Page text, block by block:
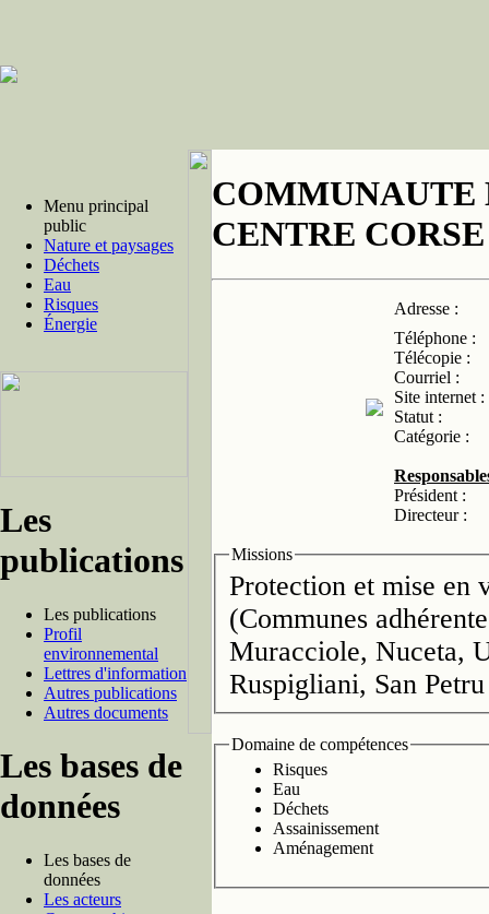
Menu principal
public
Nature et paysages
Déchets
Eau
Risques
Énergie
Les
publications
Les publications
Profil
environnemental
Lettres d'information
Autres publications
Autres documents
Les bases de
données
Les bases de
données
Les acteurs
COMMUNAUTE
CENTRE CORSE
Adresse :
Téléphone :
Télécopie :
Courriel :
Site internet :
Statut :
Catégorie :
Président :
Directeur :
Missions
Protection et mise en
(Communes
Muracciole, Nuceta,
Ruspigliani, San
Domaine de compétences
Risques
Eau
Déchets
Assainissement
Aménagement